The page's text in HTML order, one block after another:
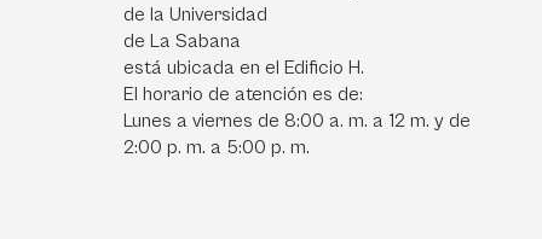
de la Universidad
de La Sabana
está ubicada en el Edificio H.
El horario de atención es de:
Lunes a viernes de 8:00 a. m. a 12 m. y de
2:00 p. m. a 5:00 p. m.